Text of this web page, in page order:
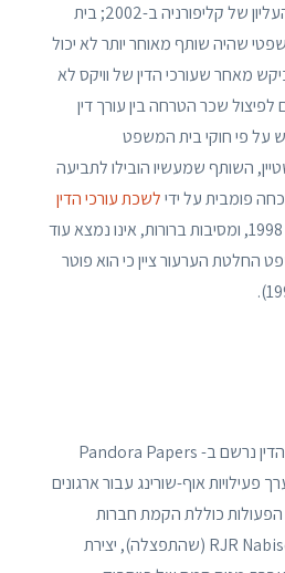
אכן הגיעה לבית המשפט העליון של קליפורניה ב-2002; בית
שהיה שותף מאוחר יותר לא יכול
מאחר שעורכי הדין של וויקס לא
שכר הטרחה בין עורך דין
על פי חוקי בית המשפט
השותף שמעשיו הובילו לתביעה
פומבית על ידילשכת עורכי הדין
של קליפורניה ב-26 במרץ 1998, ומסיבות ברורות, אינו נמצא עוד
החלטת הערעור ציין כי הוא פוטר
בשנת 2021, משרד עורכי הדין נרשם ב- Pandora Papers
פעילויות אוף-שורינג עבור ארגונים
כוללת הקמת חברות
מעטפת בקפריסין עבור RJR Nabisco (שהתפצלה), יצירת